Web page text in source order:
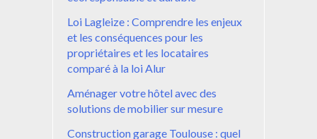
Loi Lagleize : Comprendre les enjeux
et les conséquences pour les
propriétaires et les locataires
comparé à la loi Alur
Aménager votre hôtel avec des
solutions de mobilier sur mesure
Construction garage Toulouse : quel